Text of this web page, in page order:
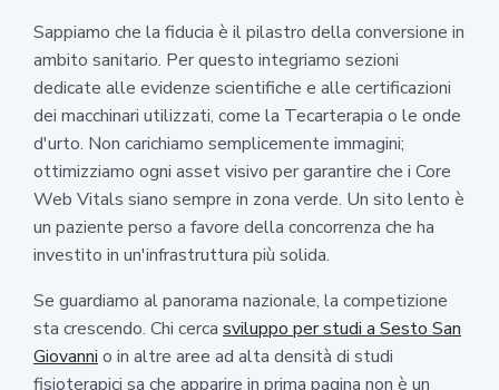
Sappiamo che la fiducia è il pilastro della conversione in
ambito sanitario. Per questo integriamo sezioni
dedicate alle evidenze scientifiche e alle certificazioni
dei macchinari utilizzati, come la Tecarterapia o le onde
d'urto. Non carichiamo semplicemente immagini;
ottimizziamo ogni asset visivo per garantire che i Core
Web Vitals siano sempre in zona verde. Un sito lento è
un paziente perso a favore della concorrenza che ha
investito in un'infrastruttura più solida.
Se guardiamo al panorama nazionale, la competizione
sta crescendo. Chi cerca sviluppo per studi a Sesto San
Giovanni o in altre aree ad alta densità di studi
fisioterapici sa che apparire in prima pagina non è un